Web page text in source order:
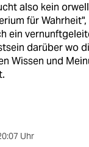
also kein
für
ein
darüber wo
Wissen und
Uhr